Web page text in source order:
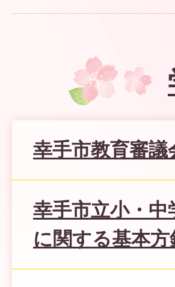
幸手市教育審議
幸手市立小・中
に関する基本方